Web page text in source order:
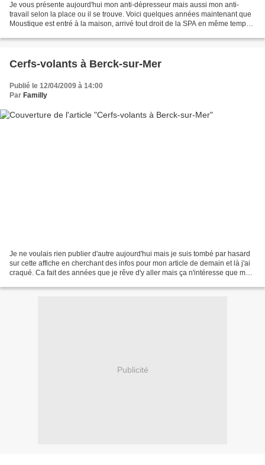
Je vous présente aujourd'hui mon anti-dépresseur mais aussi mon anti-
travail selon la place ou il se trouve. Voici quelques années maintenant que
Moustique est entré à la maison, arrivé tout droit de la SPA en même temps
Cerfs-volants à Berck-sur-Mer
Publié le 12/04/2009 à 14:00
Par Familly
Je ne voulais rien publier d'autre aujourd'hui mais je suis tombé par hasard
sur cette affiche en cherchant des infos pour mon article de demain et là j'ai
craqué. Ca fait des années que je rêve d'y aller mais ça n'intéresse que moi
Publicité